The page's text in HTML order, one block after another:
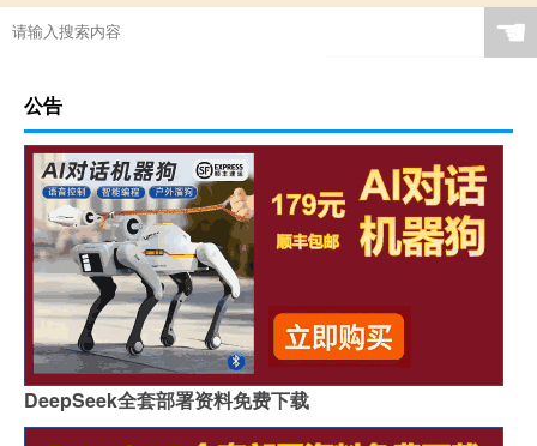
☚
公告
DeepSeek全套部署资料免费下载